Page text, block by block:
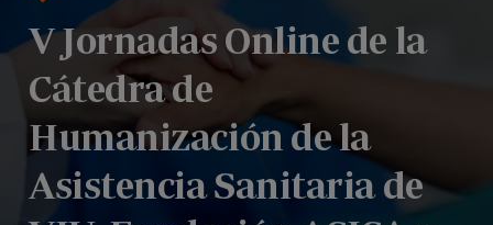
V Jornadas Online de la
Cátedra de
Humanización de la
Asistencia Sanitaria de